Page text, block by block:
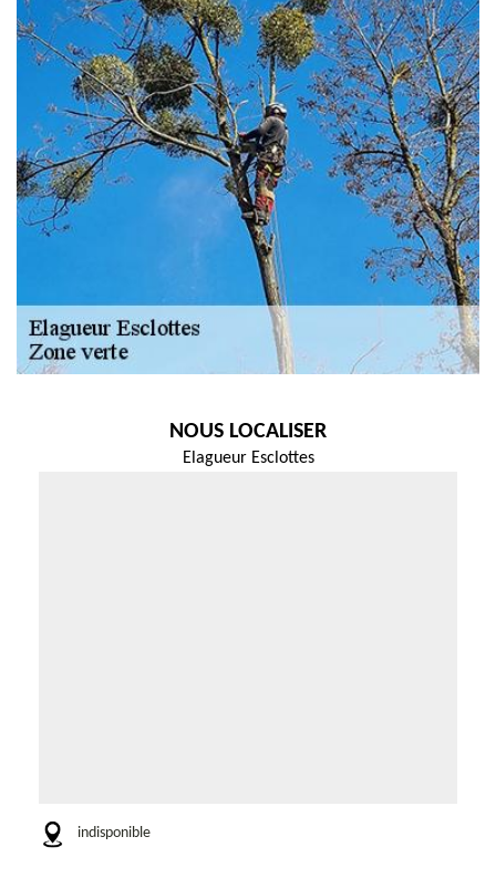
NOUS LOCALISER
Elagueur Esclottes
indisponible